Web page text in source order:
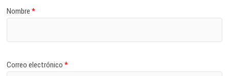
Nombre*
Correo electrónico*